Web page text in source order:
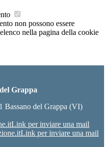
non possono essere
nella pagina della cookie
Grappa
Bassano del Grappa (VI)
Link per inviare una mail
Link per inviare una mail